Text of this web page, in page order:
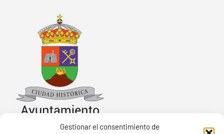
Gestionar el consentimiento de